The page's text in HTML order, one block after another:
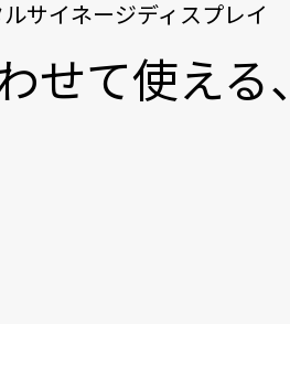
サイネージディスプレイ
せて使える、